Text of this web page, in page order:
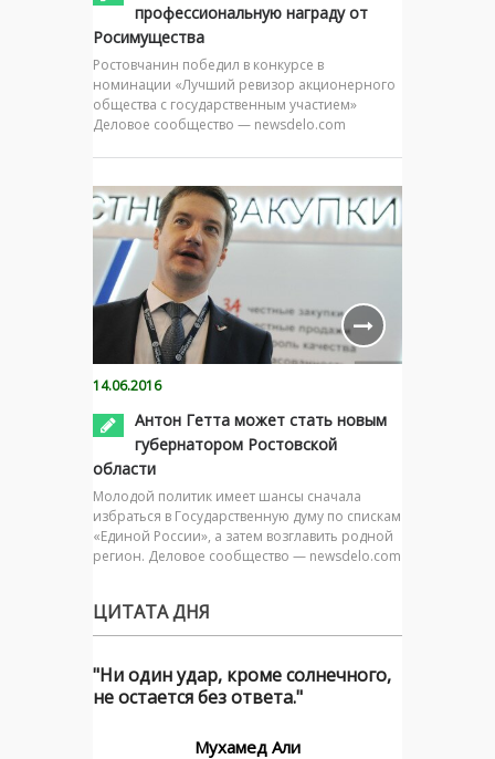
профессиональную награду от
Росимущества
Ростовчанин победил в конкурсе в
номинации «Лучший ревизор акционерного
общества с государственным участием»
Деловое сообщество — newsdelo.com
14.06.2016
Антон Гетта может стать новым
губернатором Ростовской
области
Молодой политик имеет шансы сначала
избраться в Государственную думу по спискам
«Единой России», а затем возглавить родной
регион. Деловое сообщество — newsdelo.com
ЦИТАТА ДНЯ
"Ни один удар, кроме солнечного,
не остается без ответа."
Мухамед Али